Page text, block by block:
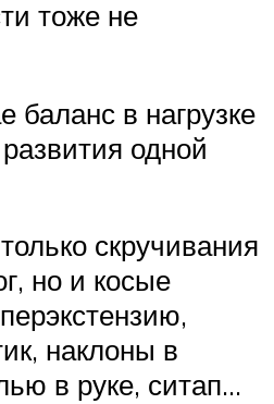
тоже не
баланс в нагрузке
одной
скручивания
но и косые
наклоны в
в руке, ситап…